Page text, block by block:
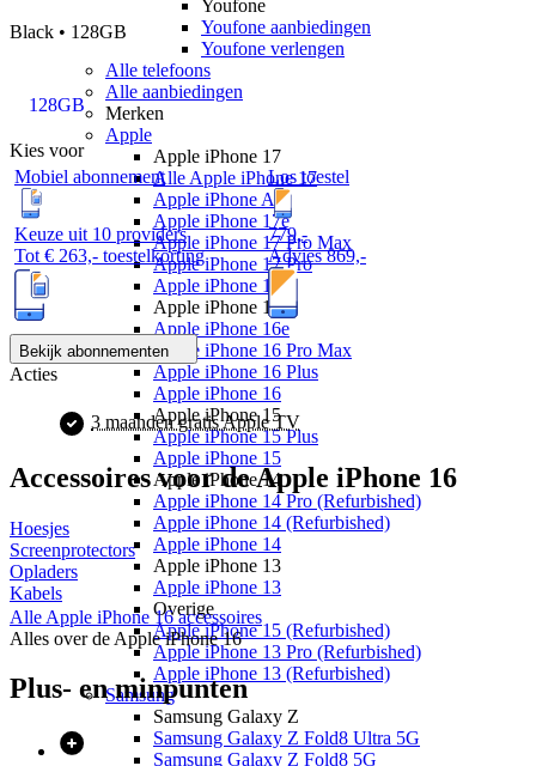
Youfone
Youfone aanbiedingen
Youfone verlengen
Alle telefoons
Alle aanbiedingen
Merken
Apple
Apple iPhone 17
Alle Apple iPhone 17
Apple iPhone Air
Apple iPhone 17e
Apple iPhone 17 Pro Max
Apple iPhone 17 Pro
Apple iPhone 17
Apple iPhone 16
Apple iPhone 16e
Apple iPhone 16 Pro Max
Apple iPhone 16 Plus
Apple iPhone 16
Apple iPhone 15
Apple iPhone 15 Plus
Apple iPhone 15
Apple iPhone 14
Apple iPhone 14 Pro (Refurbished)
Apple iPhone 14 (Refurbished)
Apple iPhone 14
Apple iPhone 13
Apple iPhone 13
Overige
Apple iPhone 15 (Refurbished)
Apple iPhone 13 Pro (Refurbished)
Apple iPhone 13 (Refurbished)
Samsung
Samsung Galaxy Z
Samsung Galaxy Z Fold8 Ultra 5G
Samsung Galaxy Z Fold8 5G
Black • 128GB
128GB
Kies voor
Mobiel abonnement
Keuze uit 10 providers
Tot € 263,- toestelkorting
Los toestel
779,-
Advies 869,-
Bekijk abonnementen
Acties
3 maanden gratis Apple TV
Accessoires voor deApple iPhone 16
Hoesjes
Screenprotectors
Opladers
Kabels
Alle Apple iPhone 16accessoires
Alles over de Apple iPhone 16
Plus- en minpunten